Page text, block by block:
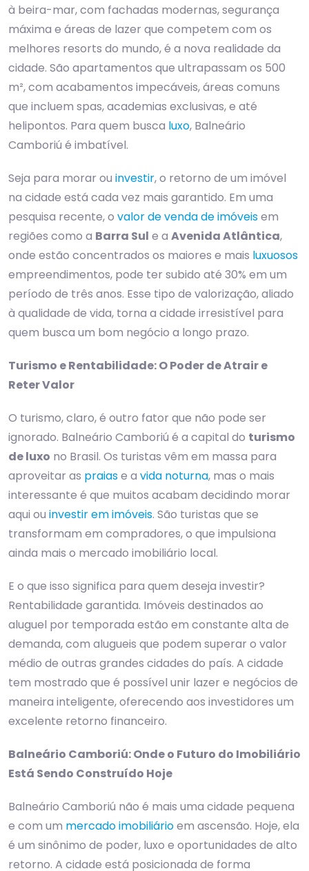
à beira-mar, com fachadas modernas, segurança
máxima e áreas de lazer que competem com os
melhores resorts do mundo, é a nova realidade da
cidade. São apartamentos que ultrapassam os 500
m², com acabamentos impecáveis, áreas comuns
que incluem spas, academias exclusivas, e até
helipontos. Para quem busca luxo, Balneário
Camboriú é imbatível.
Seja para morar ou investir, o retorno de um imóvel
na cidade está cada vez mais garantido. Em uma
pesquisa recente, o valor de venda de imóveisem
regiões como a Barra Sul e a Avenida Atlântica,
onde estão concentrados os maiores e mais luxuosos
empreendimentos, pode ter subido até 30% em um
período de três anos. Esse tipo de valorização, aliado
à qualidade de vida, torna a cidade irresistível para
quem busca um bom negócio a longo prazo.
Turismo e Rentabilidade: O Poder de Atrair e
Reter Valor
O turismo, claro, é outro fator que não pode ser
ignorado. Balneário Camboriú é a capital do turismo
de luxo no Brasil. Os turistas vêm em massa para
aproveitar as praiase a vida noturna, mas o mais
interessante é que muitos acabam decidindo morar
aqui ou investir em imóveis. São turistas que se
transformam em compradores, o que impulsiona
ainda mais o mercado imobiliário local.
E o que isso significa para quem deseja investir?
Rentabilidade garantida. Imóveis destinados ao
aluguel por temporada estão em constante alta de
demanda, com alugueis que podem superar o valor
médio de outras grandes cidades do país. A cidade
tem mostrado que é possível unir lazer e negócios de
maneira inteligente, oferecendo aos investidores um
excelente retorno financeiro.
Balneário Camboriú: Onde o Futuro do Imobiliário
Está Sendo Construído Hoje
Balneário Camboriú não é mais uma cidade pequena
e com um mercado imobiliárioem ascensão. Hoje, ela
é um sinônimo de poder, luxo e oportunidades de alto
retorno. A cidade está posicionada de forma